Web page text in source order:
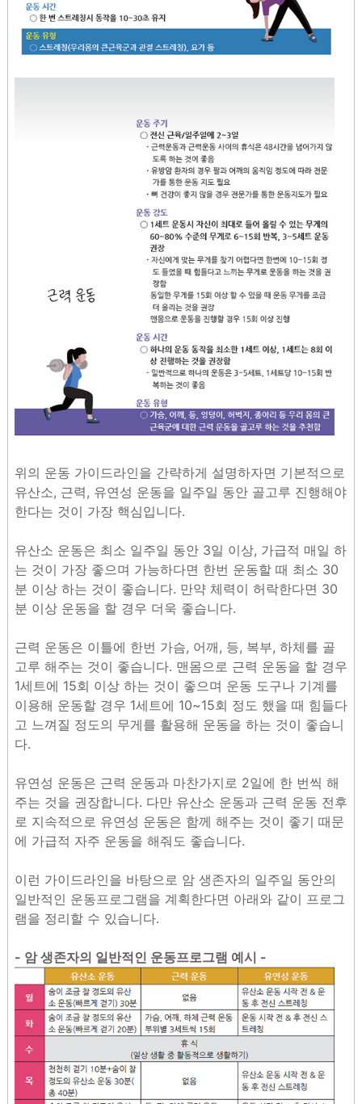
위의 운동 가이드라인을 간략하게 설명하자면 기본적으로
유산소, 근력, 유연성 운동을 일주일 동안 골고루 진행해야
한다는 것이 가장 핵심입니다.
유산소 운동은 최소 일주일 동안 3일 이상, 가급적 매일 하
는 것이 가장 좋으며 가능하다면 한번 운동할 때 최소 30
분 이상 하는 것이 좋습니다. 만약 체력이 허락한다면 30
분 이상 운동을 할 경우 더욱 좋습니다.
근력 운동은 이틀에 한번 가슴, 어깨, 등, 복부, 하체를 골
고루 해주는 것이 좋습니다. 맨몸으로 근력 운동을 할 경우
1세트에 15회 이상 하는 것이 좋으며 운동 도구나 기계를
이용해 운동할 경우 1세트에 10~15회 정도 했을 때 힘들다
고 느껴질 정도의 무게를 활용해 운동을 하는 것이 좋습니
다.
유연성 운동은 근력 운동과 마찬가지로 2일에 한 번씩 해
주는 것을 권장합니다. 다만 유산소 운동과 근력 운동 전후
로 지속적으로 유연성 운동은 함께 해주는 것이 좋기 때문
에 가급적 자주 운동을 해줘도 좋습니다.
이런 가이드라인을 바탕으로 암 생존자의 일주일 동안의
일반적인 운동프로그램을 계획한다면 아래와 같이 프로그
램을 정리할 수 있습니다.
- 암 생존자의 일반적인 운동프로그램 예시 -